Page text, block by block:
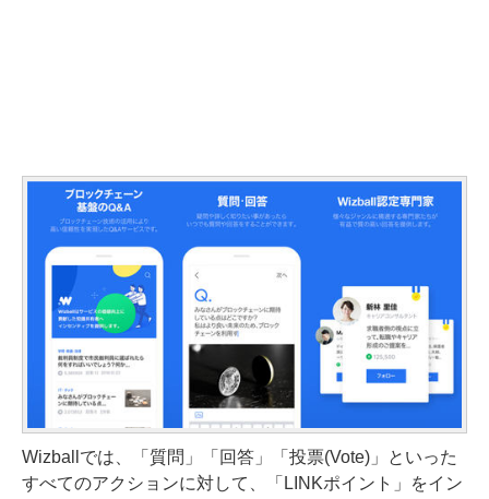
Wizballでは、「質問」「回答」「投票(Vote)」といった
すべてのアクションに対して、「LINKポイント」をイン